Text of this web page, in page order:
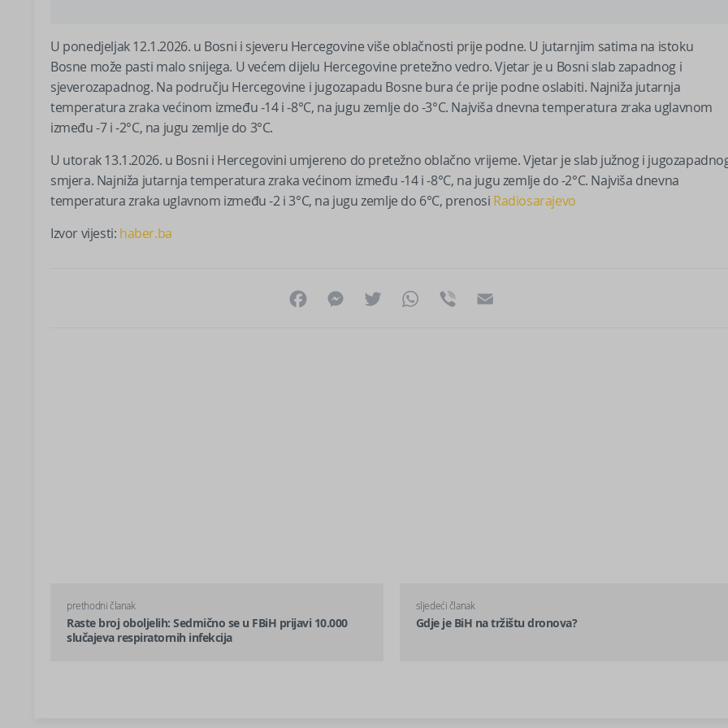
U ponedjeljak 12.1.2026. u Bosni i sjeveru Hercegovine više oblačnosti prije podne. U jutarnjim satima na istoku
Bosne može pasti malo snijega. U većem dijelu Hercegovine pretežno vedro. Vjetar je u Bosni slab zapadnog i
sjeverozapadnog. Na području Hercegovine i jugozapadu Bosne bura će prije podne oslabiti. Najniža jutarnja
temperatura zraka većinom između -14 i -8°C, na jugu zemlje do -3°C. Najviša dnevna temperatura zraka uglavnom
između -7 i -2°C, na jugu zemlje do 3°C.
U utorak 13.1.2026. u Bosni i Hercegovini umjereno do pretežno oblačno vrijeme. Vjetar je slab južnog i
smjera. Najniža jutarnja temperatura zraka većinom između -14 i -8°C, na jugu zemlje do -2°C. Najviša dnevna
temperatura zraka uglavnom između -2 i 3°C, na jugu zemlje do 6°C, prenosi Radiosarajevo
Izvor vijesti: haber.ba
FacebookMessenger
Twitter WhatsApp
Viber
prethodni članak
Raste broj oboljelih: Sedmično se u FBiH prijavi 10.000
slučajeva respiratornih infekcija
sljedeći članak
Gdje je BiH na tržištu dronova?